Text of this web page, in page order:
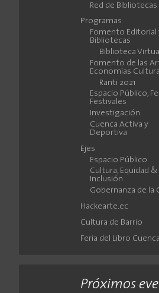
Red de Bibliotecas
Programas
Fomento Editorial
Bibliotecas
Biblioteca
Fomento de las
Economías
Ranti 2021
Espacio Público,
Festivales
Investigación
Cuenca Activa y
Deportiva
Ejes
Espacio Público
Cultura, Equidad &
Inclusión
Gobernanza de la
Hackearte.ec
Cultura de Barrio
Feria del Libro Cuenca
Próximos